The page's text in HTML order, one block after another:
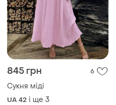
845 грн 6
Сукня міді
UA 42 і ще 3